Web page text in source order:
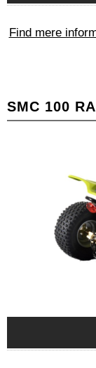
Find mere
SMC 100